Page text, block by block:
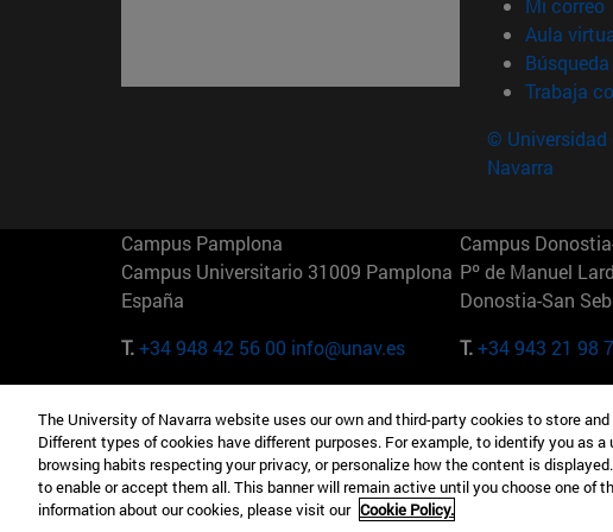
Mi correo
Aula
Trabaja
© Universidad
Navarra
Campus Pamplona
Campus Universitario 31009 Pamplona
España
T.+34 948 42 56 00 info@unav.es
Campus
Pº de Manuel
Donostia-San
T.+34 943 21 98
Camino del Cerro Águila 3 28023
Madrid España
T.+34 912 11 30 00
165 W 57th St
EE.UU
T.+1 646 346
The University of Navarra website uses our own and third-party cookies to store
Different types of cookies have different purposes. For example, to identify you as
browsing habits respecting your privacy, or personalize how the content is
to enable or accept them all. This banner will remain active until you choose one of
information about our cookies, please visit our Cookie Policy.